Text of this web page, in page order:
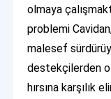
olmaya
problemi
malesef
destekçilerden
hırsına karşılık